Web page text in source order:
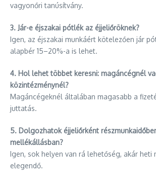
vagyonőri tanúsítvány.
3. Jár-e éjszakai pótlék az éjjeliőröknek?
Igen, az éjszakai munkáért kötelezően jár
alapbér 15–20%-a is lehet.
4. Hol lehet többet keresni: magáncégnél
közintézménynél?
Magáncégeknél általában magasabb a
juttatás.
5. Dolgozhatok éjjeliőrként
mellékállásban?
Igen, sok helyen van rá lehetőség, akár heti
elegendő.